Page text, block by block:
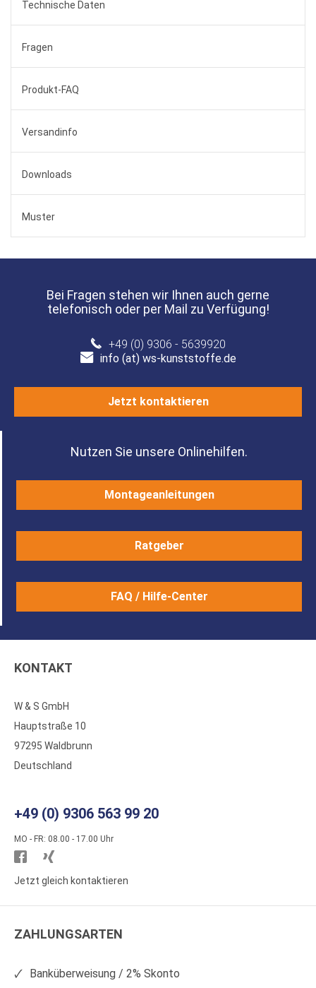
Technische Daten
Fragen
Produkt-FAQ
Versandinfo
Downloads
Muster
Bei Fragen stehen wir Ihnen auch gerne
telefonisch oder per Mail zu Verfügung!
+49 (0) 9306 - 5639920
info (at) ws-kunststoffe.de
Jetzt kontaktieren
Nutzen Sie unsere Onlinehilfen.
Montageanleitungen
Ratgeber
FAQ / Hilfe-Center
KONTAKT
W & S GmbH
Hauptstraße 10
97295 Waldbrunn
Deutschland
+49 (0) 9306 563 99 20
MO - FR: 08.00 - 17.00 Uhr
Besuchen
Sie
auf
Sie
auf
Jetzt gleich kontaktieren
ZAHLUNGSARTEN
Banküberweisung / 2% Skonto